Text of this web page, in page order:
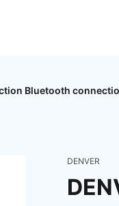
Bluetooth
DENVER